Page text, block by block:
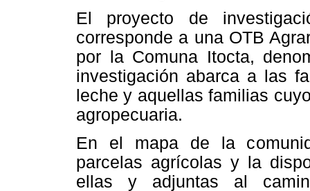
El proyecto de
corresponde a una OTB
por la Comuna Itocta,
investigación abarca a las
leche y aquellas familias
agropecuaria.
En el mapa de la
parcelas agrícolas y la
ellas y adjuntas al